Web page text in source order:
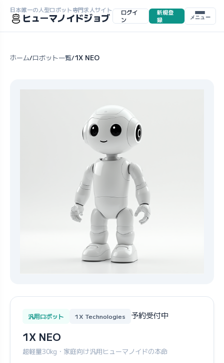
日本唯一の人型ロボット専門求人サイト
ヒューマノイドジョブ
ログイ
ン
新規登
録
メニュー
ホーム/ロボット一覧/1X NEO
汎用ロボット 1X Technologies 予約受付中
1X NEO
超軽量30kg・家庭向け汎用ヒューマノイドの本命